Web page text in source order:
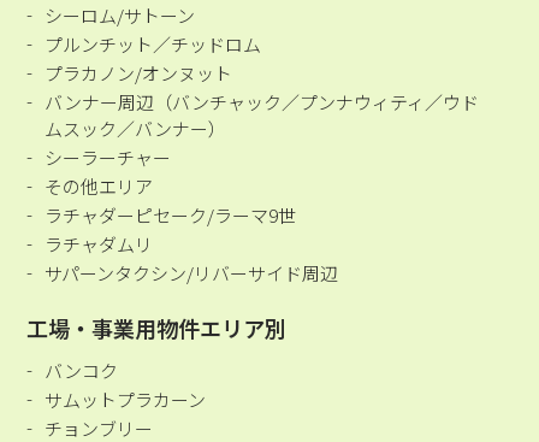
シーロム/サトーン
プルンチット／チッドロム
プラカノン/オンヌット
バンナー周辺（バンチャック／プンナウィティ／ウド
ムスック／バンナー）
シーラーチャー
その他エリア
ラチャダーピセーク/ラーマ9世
ラチャダムリ
サパーンタクシン/リバーサイド周辺
工場・事業用物件エリア別
バンコク
サムットプラカーン
チョンブリー